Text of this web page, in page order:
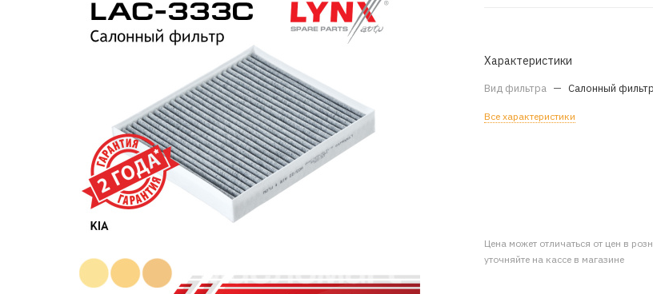
Характеристики
Вид фильтра — Салонный фильтр
Все характеристики
Цена может отличаться от цен в
уточняйте на кассе в магазине